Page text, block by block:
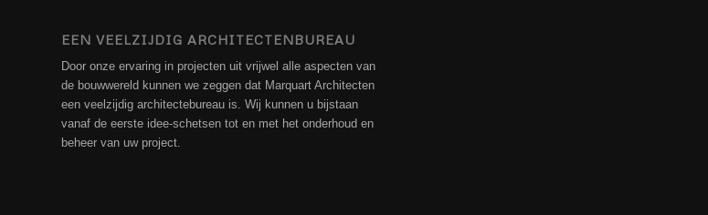
EEN VEELZIJDIG ARCHITECTENBUREAU
Door onze ervaring in projecten uit vrijwel alle aspecten van
de bouwwereld kunnen we zeggen dat Marquart Architecten
een veelzijdig architectebureau is. Wij kunnen u bijstaan
vanaf de eerste idee-schetsen tot en met het onderhoud en
beheer van uw project.